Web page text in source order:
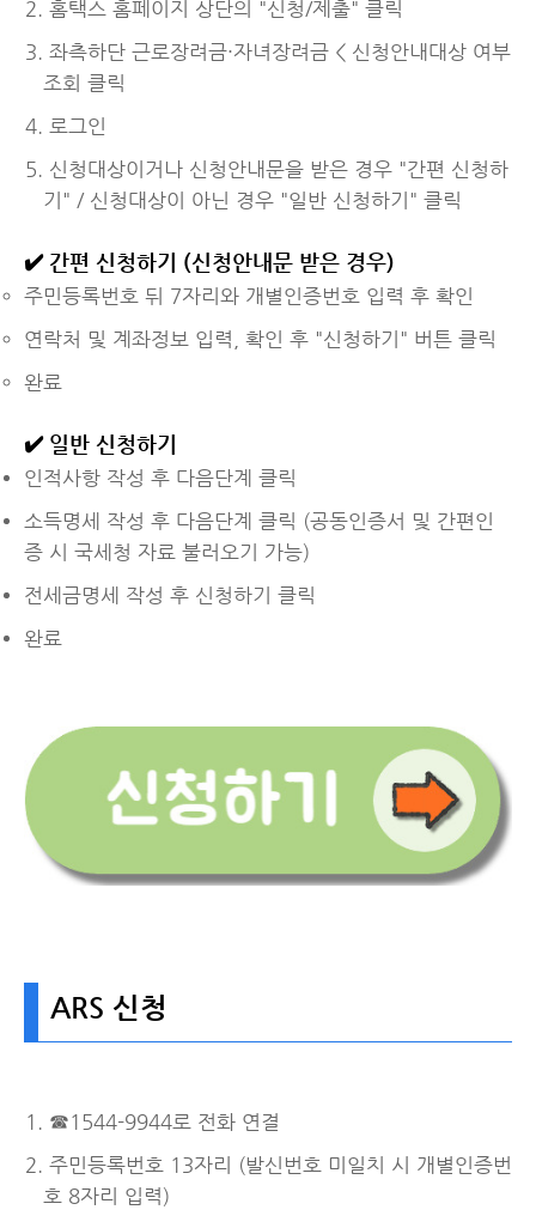
홈택스 홈페이지 상단의 "신청/제출" 클릭
좌측하단 근로장려금·자녀장려금 < 신청안내대상 여부
조회 클릭
로그인
신청대상이거나 신청안내문을 받은 경우 "간편 신청하
기" / 신청대상이 아닌 경우 "일반 신청하기" 클릭
✔️ 간편 신청하기 (신청안내문 받은 경우)
주민등록번호 뒤 7자리와 개별인증번호 입력 후 확인
연락처 및 계좌정보 입력, 확인 후 "신청하기" 버튼 클릭
완료
✔️ 일반 신청하기
인적사항 작성 후 다음단계 클릭
소득명세 작성 후 다음단계 클릭 (공동인증서 및 간편인
증 시 국세청 자료 불러오기 가능)
전세금명세 작성 후 신청하기 클릭
완료
ARS 신청
☎1544-9944로 전화 연결
주민등록번호 13자리 (발신번호 미일치 시 개별인증번
호 8자리 입력)